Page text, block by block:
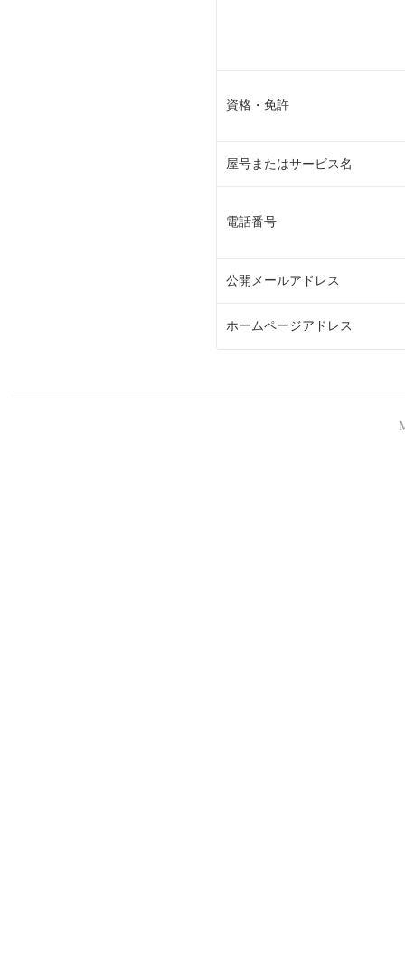
資格・免許
屋号またはサービス名
電話番号
公開メールアドレス
ホームページアドレス